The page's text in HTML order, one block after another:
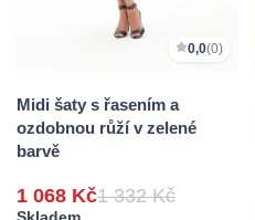
0,0(0)
Midi šaty s řasením a
ozdobnou růží v zelené
barvě
1 068 Kč1 332 Kč